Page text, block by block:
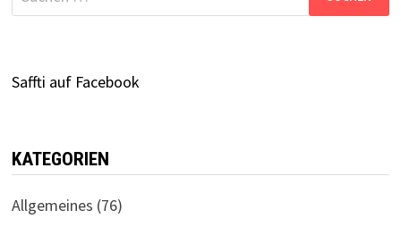
nach:
Saffti auf Facebook
KATEGORIEN
Allgemeines (76)